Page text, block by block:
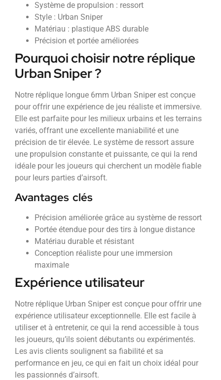
Système de propulsion : ressort
Style : Urban Sniper
Matériau : plastique ABS durable
Précision et portée améliorées
Pourquoi choisir notre réplique
Urban Sniper ?
Notre réplique longue 6mm Urban Sniper est conçue
pour offrir une expérience de jeu réaliste et immersive.
Elle est parfaite pour les milieux urbains et les terrains
variés, offrant une excellente maniabilité et une
précision de tir élevée. Le système de ressort assure
une propulsion constante et puissante, ce qui la rend
idéale pour les joueurs qui cherchent un modèle fiable
pour leurs parties d’airsoft.
Avantages clés
Précision améliorée grâce au système de ressort
Portée étendue pour des tirs à longue distance
Matériau durable et résistant
Conception réaliste pour une immersion
maximale
Expérience utilisateur
Notre réplique Urban Sniper est conçue pour offrir une
expérience utilisateur exceptionnelle. Elle est facile à
utiliser et à entretenir, ce qui la rend accessible à tous
les joueurs, qu’ils soient débutants ou expérimentés.
Les avis clients soulignent sa fiabilité et sa
performance en jeu, ce qui en fait un choix idéal pour
les passionnés d’airsoft.